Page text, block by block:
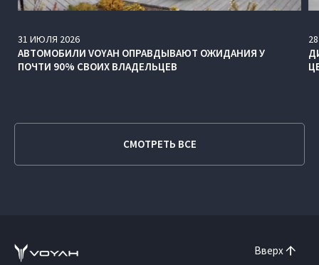
31 ИЮЛЯ 2026
АВТОМОБИЛИ VOYAH ОПРАВДЫВАЮТ ОЖИДАНИЯ У
ПОЧТИ 90% СВОИХ ВЛАДЕЛЬЦЕВ
28
СМОТРЕТЬ ВСЕ
Вверх